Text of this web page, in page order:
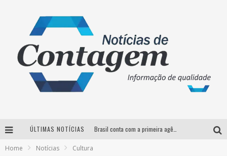
ÚLTIMAS NOTÍCIAS
Home Notícias Cultura